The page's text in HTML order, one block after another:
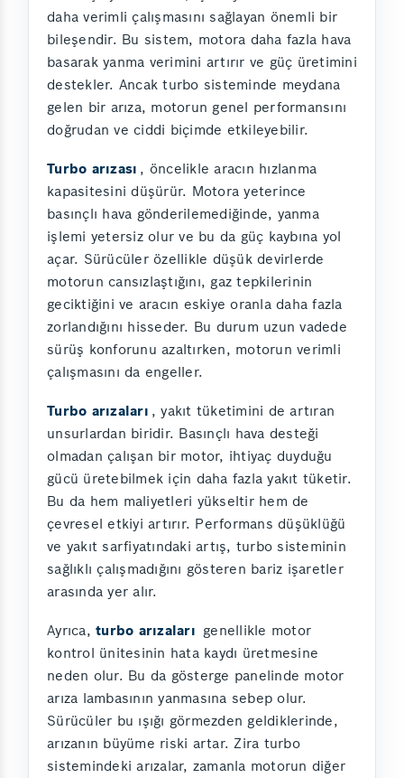
daha verimli çalışmasını sağlayan önemli bir
bileşendir. Bu sistem, motora daha fazla hava
basarak yanma verimini artırır ve güç üretimini
destekler. Ancak turbo sisteminde meydana
gelen bir arıza, motorun genel performansını
doğrudan ve ciddi biçimde etkileyebilir.
Turbo arızası , öncelikle aracın hızlanma
kapasitesini düşürür. Motora yeterince
basınçlı hava gönderilemediğinde, yanma
işlemi yetersiz olur ve bu da güç kaybına yol
açar. Sürücüler özellikle düşük devirlerde
motorun cansızlaştığını, gaz tepkilerinin
geciktiğini ve aracın eskiye oranla daha fazla
zorlandığını hisseder. Bu durum uzun vadede
sürüş konforunu azaltırken, motorun verimli
çalışmasını da engeller.
Turbo arızaları , yakıt tüketimini de artıran
unsurlardan biridir. Basınçlı hava desteği
olmadan çalışan bir motor, ihtiyaç duyduğu
gücü üretebilmek için daha fazla yakıt tüketir.
Bu da hem maliyetleri yükseltir hem de
çevresel etkiyi artırır. Performans düşüklüğü
ve yakıt sarfiyatındaki artış, turbo sisteminin
sağlıklı çalışmadığını gösteren bariz işaretler
arasında yer alır.
Ayrıca, turbo arızaları genellikle motor
kontrol ünitesinin hata kaydı üretmesine
neden olur. Bu da gösterge panelinde motor
arıza lambasının yanmasına sebep olur.
Sürücüler bu ışığı görmezden geldiklerinde,
arızanın büyüme riski artar. Zira turbo
sistemindeki arızalar, zamanla motorun diğer